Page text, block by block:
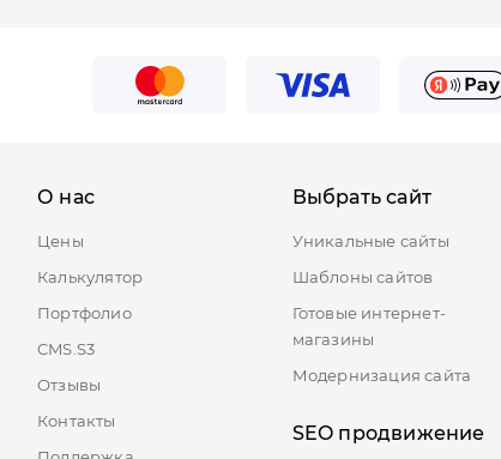
О нас
Цены
Калькулятор
Портфолио
CMS.S3
Отзывы
Контакты
Выбрать сайт
Уникальные сайты
Шаблоны сайтов
Готовые интернет-
магазины
Модернизация сайта
SEO продвижение